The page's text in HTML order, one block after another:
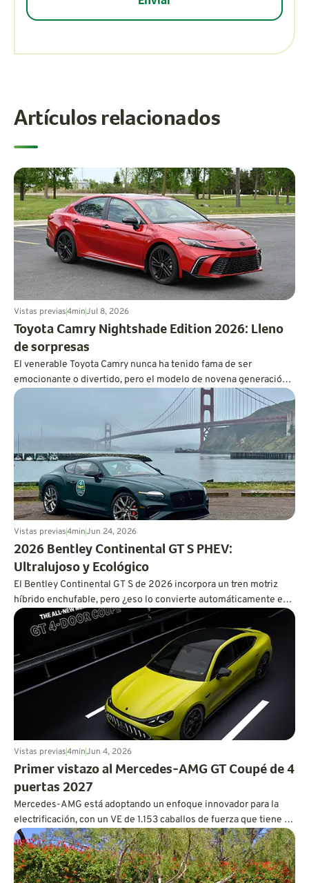
Artículos relacionados
Vistas previas4minJul 8, 2026
Toyota Camry Nightshade Edition 2026: Lleno
de sorpresas
El venerable Toyota Camry nunca ha tenido fama de ser
emocionante o divertido, pero el modelo de novena generación
es más dinámico de lo que cabría esperar, y también es
increíblemente eficiente en cuanto a consumo de combustible.
Vistas previas4minJun 24, 2026
2026 Bentley Continental GT S PHEV:
Ultralujoso y Ecológico
El Bentley Continental GT S de 2026 incorpora un tren motriz
híbrido enchufable, pero ¿eso lo convierte automáticamente en
un tren motriz eficiente?
Vistas previas4minJun 4, 2026
Primer vistazo al Mercedes-AMG GT Coupé de 4
puertas 2027
Mercedes-AMG está adoptando un enfoque innovador para la
electrificación, con un VE de 1.153 caballos de fuerza que tiene el
corazón y el alma de un V8.